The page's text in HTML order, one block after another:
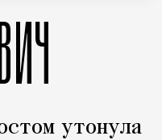
утонула